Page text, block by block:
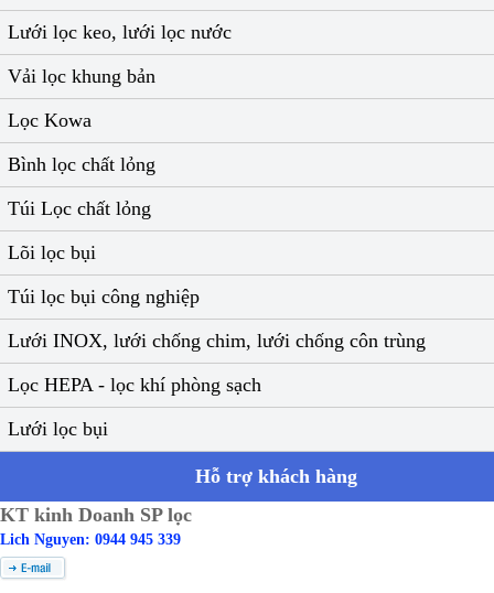
Lưới lọc keo, lưới lọc nước
Vải lọc khung bản
Lọc Kowa
Bình lọc chất lỏng
Túi Lọc chất lỏng
Lõi lọc bụi
Túi lọc bụi công nghiệp
Lưới INOX, lưới chống chim, lưới chống côn trùng
Lọc HEPA - lọc khí phòng sạch
Lưới lọc bụi
Hỗ trợ khách hàng
KT kinh Doanh SP lọc
Lich Nguyen: 0944 945 339